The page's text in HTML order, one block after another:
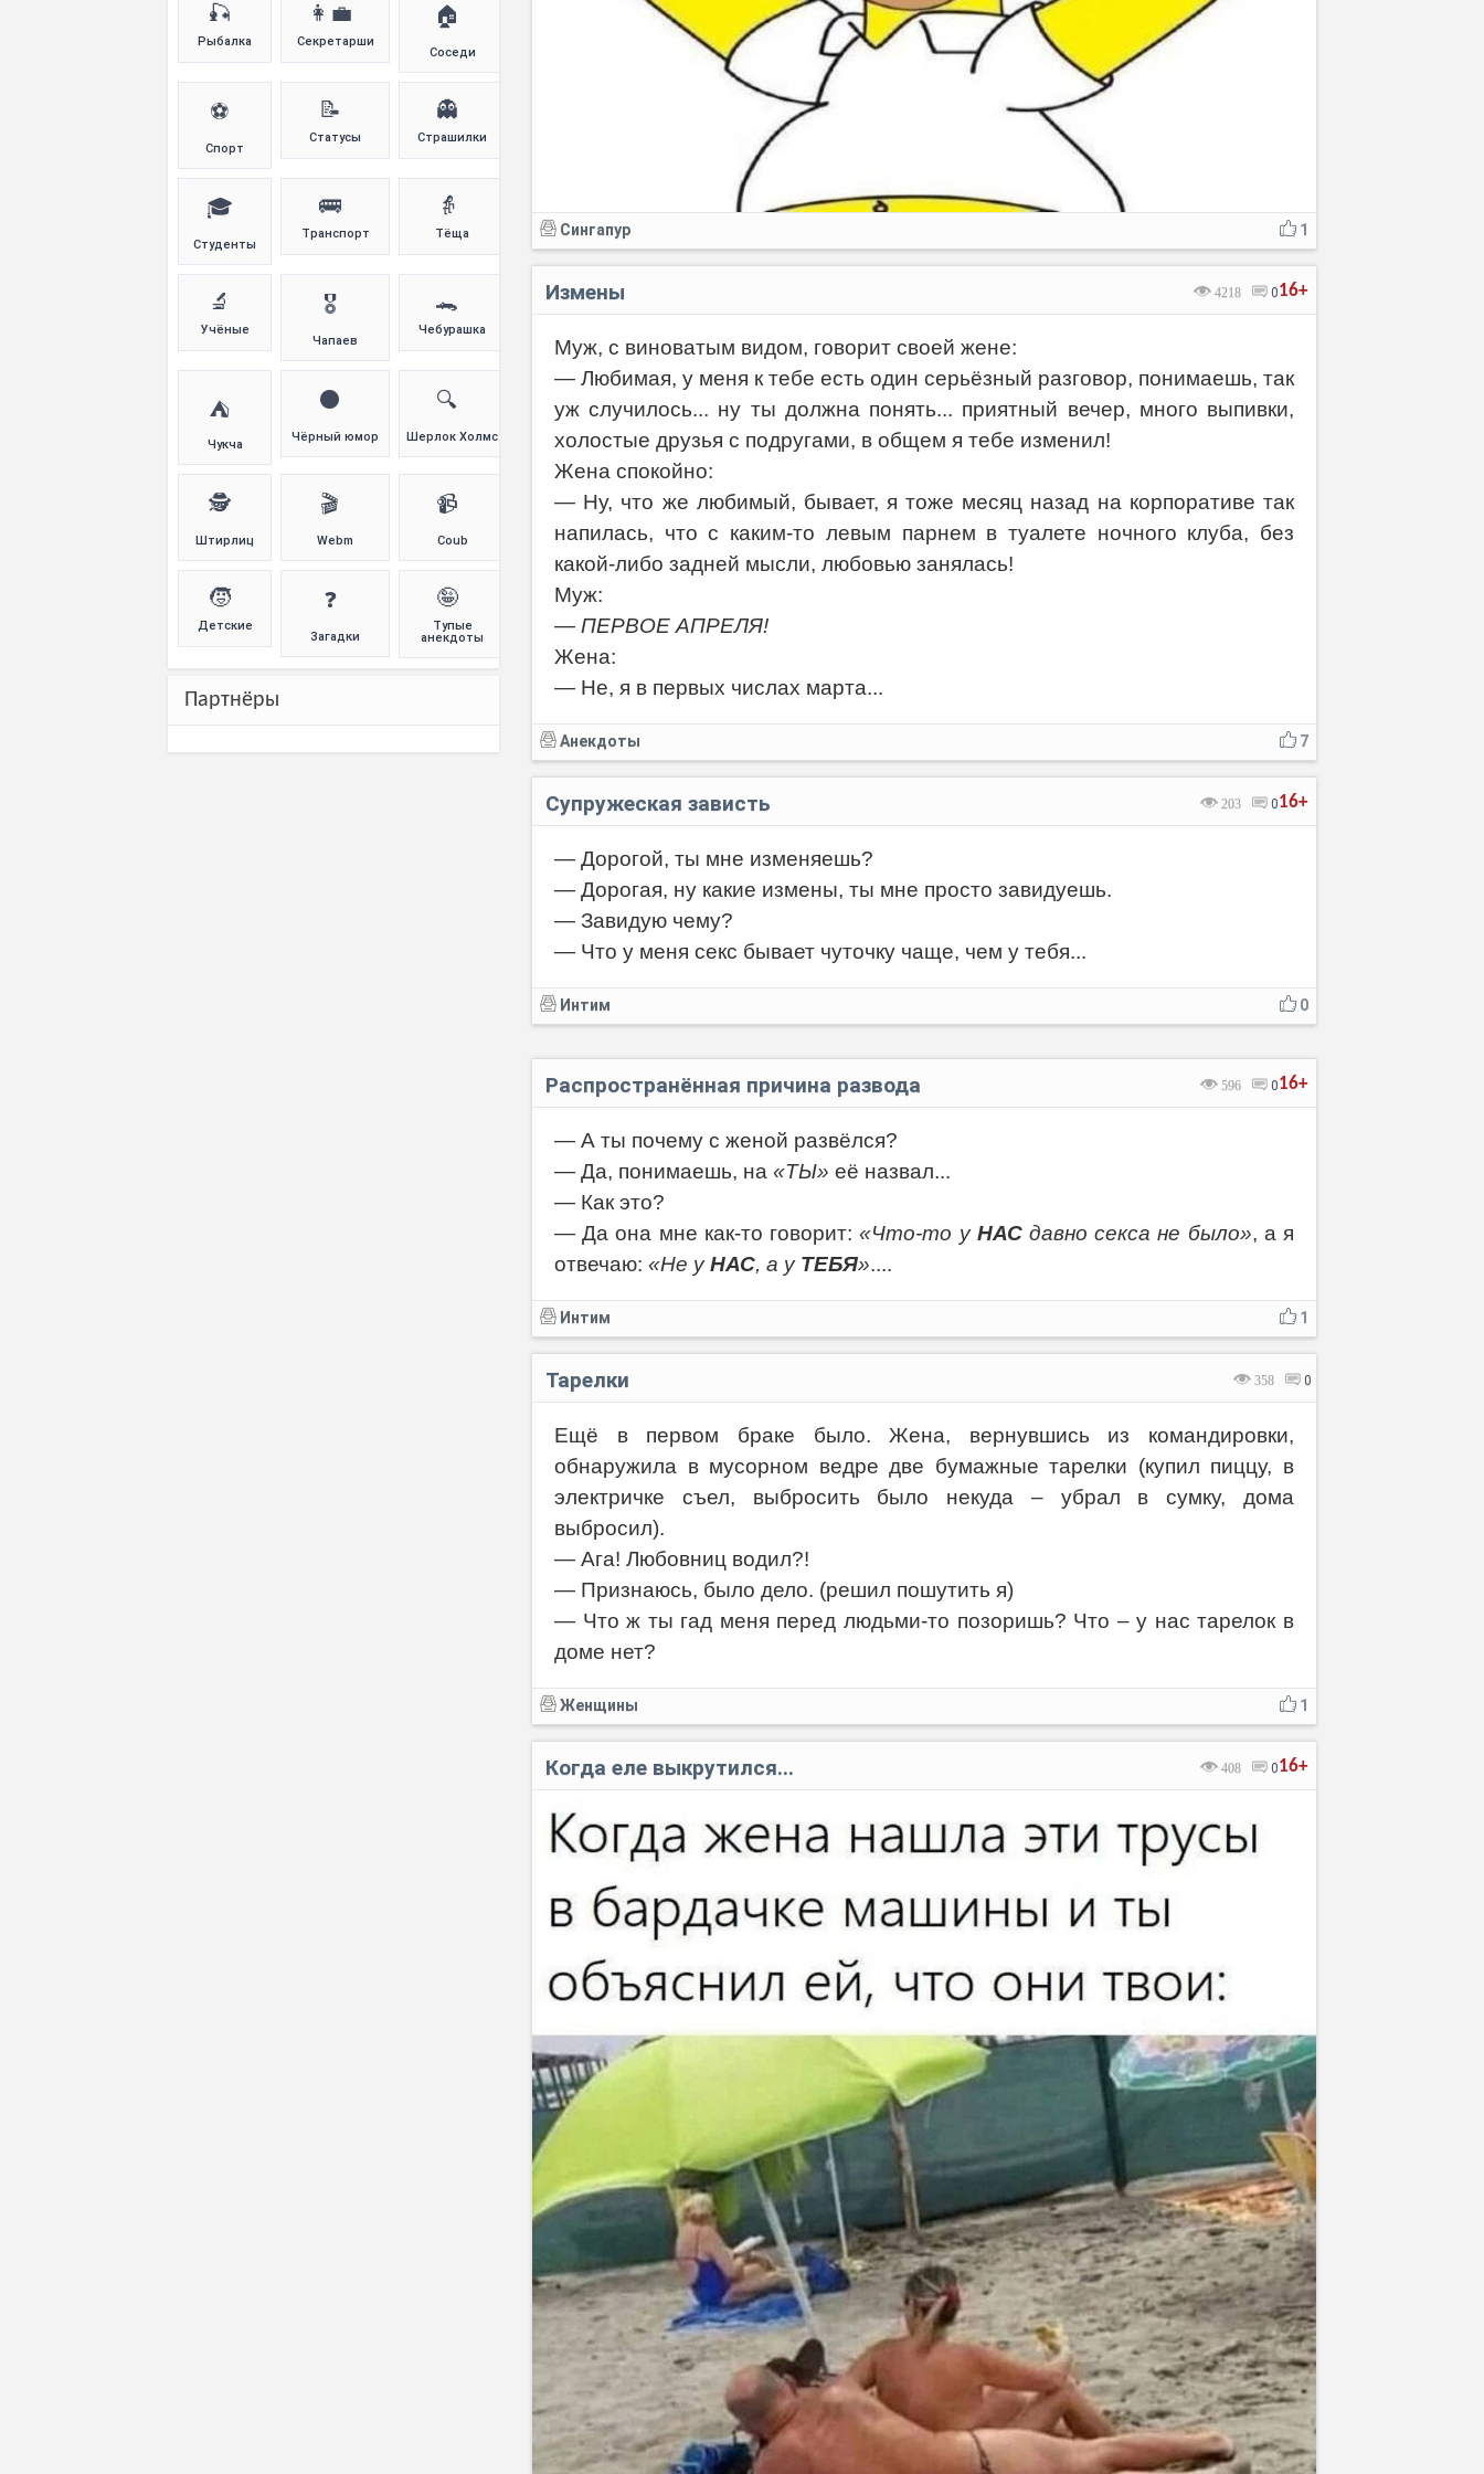
1
Сингапур
16+
4218 0
Измены
Муж, с виноватым видом, говорит своей жене:
— Любимая, у меня к тебе есть один серьёзный разговор, понимаешь, так
уж случилось... ну ты должна понять... приятный вечер, много выпивки,
холостые друзья с подругами, в общем я тебе изменил!
Жена спокойно:
— Ну, что же любимый, бывает, я тоже месяц назад на корпоративе так
напилась, что с каким-то левым парнем в туалете ночного клуба, без
какой-либо задней мысли, любовью занялась!
Муж:
— ПЕРВОЕ АПРЕЛЯ!
Жена:
— Не, я в первых числах марта...
7
Анекдоты
16+
203 0
Супружеская зависть
— Дорогой, ты мне изменяешь?
— Дорогая, ну какие измены, ты мне просто завидуешь.
— Завидую чему?
— Что у меня секс бывает чуточку чаще, чем у тебя...
0
Интим
16+
596 0
Распространённая причина развода
— А ты почему с женой развёлся?
— Да, понимаешь, на «ТЫ» её назвал...
— Как это?
— Да она мне как-то говорит:«Что-то у НАСдавно ceкса не было», а я
отвечаю: «Не уНАС, а у ТЕБЯ»....
1
Интим
358 0
Тарелки
Ещё в первом браке было. Жена, вернувшись из командировки,
обнаружила в мусорном ведре две бумажные тарелки (купил пиццу, в
электричке съел, выбросить было некуда – убрал в сумку, дома
выбросил).
— Ага! Любовниц водил?!
— Признаюсь, было дело. (решил пошутить я)
— Что ж ты гад меня перед людьми-то позоришь? Что – у нас тарелок в
доме нет?
1
Женщины
16+
408 0
Когда еле выкрутился...
🎣
Рыбалка
👩‍💼
Секретарши
🏠
Соседи
⚽
Спорт
📝
Статусы
👻
Страшилки
🎓
Студенты
🚌
Транспорт
👵
Тёща
🔬
Учёные
🎖️
Чапаев
🐊
Чебурашка
⛺
Чукча
⚫
Чёрный юмор
🔍
Шерлок Холмс
🕵️
Штирлиц
🎬
Webm
📹
Coub
🧒
Детские
❓
Загадки
🤪
Тупые
анекдоты
Партнёры